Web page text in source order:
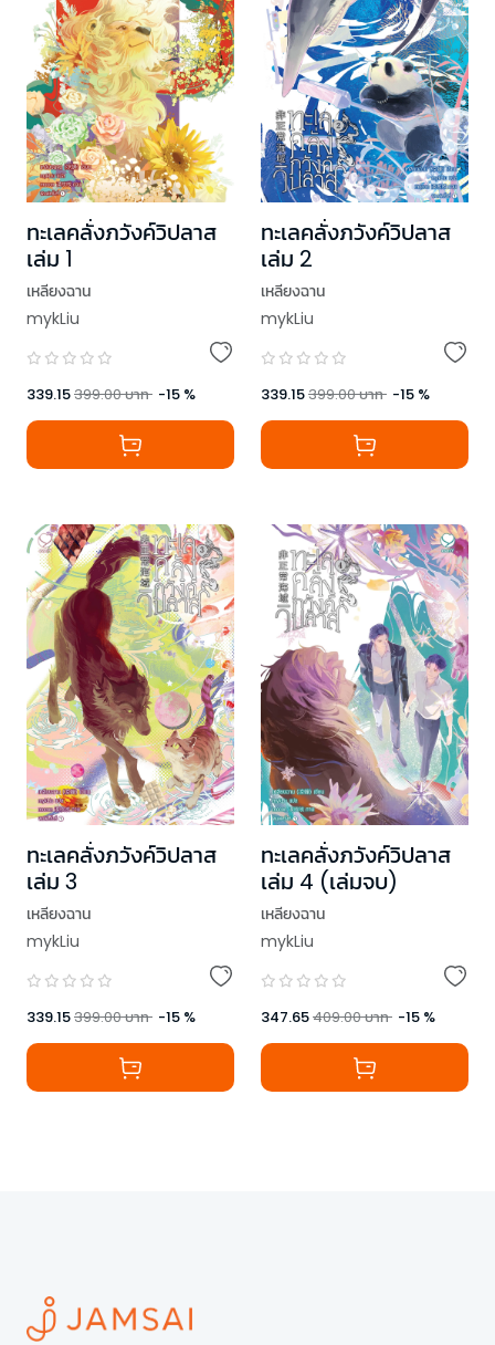
ทะเลคลั่งภวังค์วิปลาส
เล่ม 1
เหลียงฉาน
mykLiu
339.15399.00บาท -15 %
ทะเลคลั่งภวังค์วิปลาส
เล่ม 2
เหลียงฉาน
mykLiu
339.15399.00บาท -15 %
ทะเลคลั่งภวังค์วิปลาส
เล่ม 3
เหลียงฉาน
mykLiu
339.15399.00บาท -15 %
ทะเลคลั่งภวังค์วิปลาส
เล่ม 4 (เล่มจบ)
เหลียงฉาน
mykLiu
347.65409.00บาท -15 %